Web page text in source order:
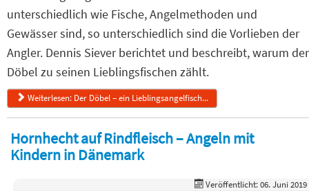
unterschiedlich wie Fische, Angelmethoden und
Gewässer sind, so unterschiedlich sind die Vorlieben der
Angler. Dennis Siever berichtet und beschreibt, warum der
Döbel zu seinen Lieblingsfischen zählt.
Weiterlesen: Der Döbel – ein Lieblingsangelfisch...
Hornhecht auf Rindfleisch – Angeln mit
Kindern in Dänemark
Veröffentlicht: 06. Juni 2019